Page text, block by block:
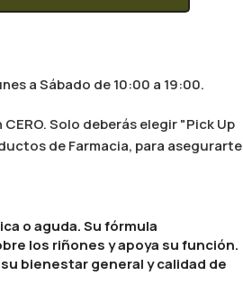
a Sábado de 10:00 a 19:00.
Solo deberás elegir "Pick Up
de Farmacia, para asegurarte
o aguda. Su fórmula
los riñones y apoya su función.
bienestar general y calidad de